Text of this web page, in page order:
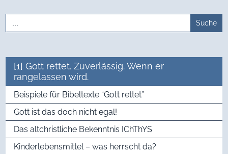
Search
for:
[1] Gott rettet. Zuverlässig. Wenn er
rangelassen wird.
Beispiele für Bibeltexte “Gott rettet”
Gott ist das doch nicht egal!
Das altchristliche Bekenntnis IChThYS
Kinderlebensmittel – was herrscht da?